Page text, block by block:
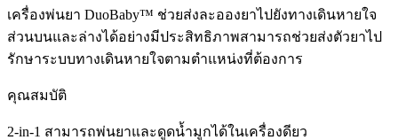
เครื่องพ่นยา DuoBaby™ ช่วยส่งละอองยาไปยังทางเดินหายใจ
ส่วนบนและล่างได้อย่างมีประสิทธิภาพสามารถช่วยส่งตัวยาไป
รักษาระบบทางเดินหายใจตามตำแหน่งที่ต้องการ
คุณสมบัติ
2-in-1 สามารถพ่นยาและดูดน้ำมูกได้ในเครื่องดียว